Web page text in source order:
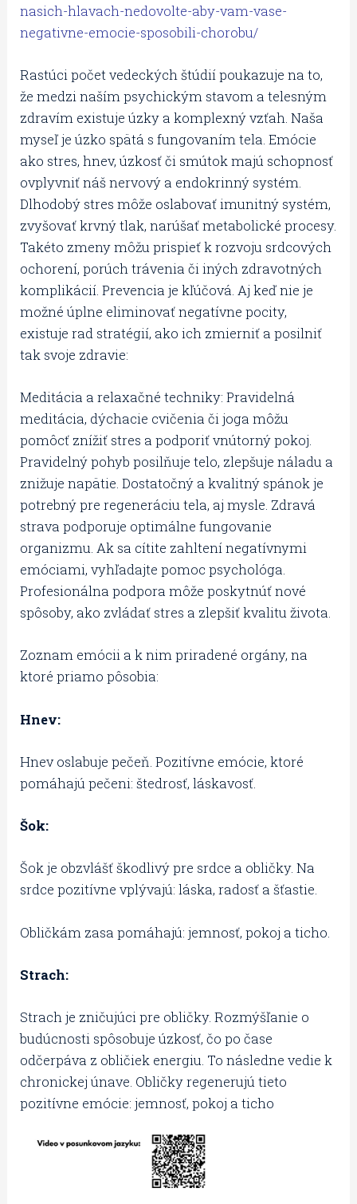
nasich-hlavach-nedovolte-aby-vam-vase-
negativne-emocie-sposobili-chorobu/
Rastúci počet vedeckých štúdií poukazuje na to,
že medzi naším psychickým stavom a telesným
zdravím existuje úzky a komplexný vzťah. Naša
myseľ je úzko spätá s fungovaním tela. Emócie
ako stres, hnev, úzkosť či smútok majú schopnosť
ovplyvniť náš nervový a endokrinný systém.
Dlhodobý stres môže oslabovať imunitný systém,
zvyšovať krvný tlak, narúšať metabolické procesy.
Takéto zmeny môžu prispieť k rozvoju srdcových
ochorení, porúch trávenia či iných zdravotných
komplikácií. Prevencia je kľúčová. Aj keď nie je
možné úplne eliminovať negatívne pocity,
existuje rad stratégií, ako ich zmierniť a posilniť
tak svoje zdravie:
Meditácia a relaxačné techniky: Pravidelná
meditácia, dýchacie cvičenia či joga môžu
pomôcť znížiť stres a podporiť vnútorný pokoj.
Pravidelný pohyb posilňuje telo, zlepšuje náladu a
znižuje napätie. Dostatočný a kvalitný spánok je
potrebný pre regeneráciu tela, aj mysle. Zdravá
strava podporuje optimálne fungovanie
organizmu. Ak sa cítite zahltení negatívnymi
emóciami, vyhľadajte pomoc psychológa.
Profesionálna podpora môže poskytnúť nové
spôsoby, ako zvládať stres a zlepšiť kvalitu života.
Zoznam emócii a k nim priradené orgány, na
ktoré priamo pôsobia:
Hnev:
Hnev oslabuje pečeň. Pozitívne emócie, ktoré
pomáhajú pečeni: štedrosť, láskavosť.
Šok:
Šok je obzvlášť škodlivý pre srdce a obličky. Na
srdce pozitívne vplývajú: láska, radosť a šťastie.
Obličkám zasa pomáhajú: jemnosť, pokoj a ticho.
Strach:
Strach je zničujúci pre obličky. Rozmýšľanie o
budúcnosti spôsobuje úzkosť, čo po čase
odčerpáva z obličiek energiu. To následne vedie k
chronickej únave. Obličky regenerujú tieto
pozitívne emócie: jemnosť, pokoj a ticho